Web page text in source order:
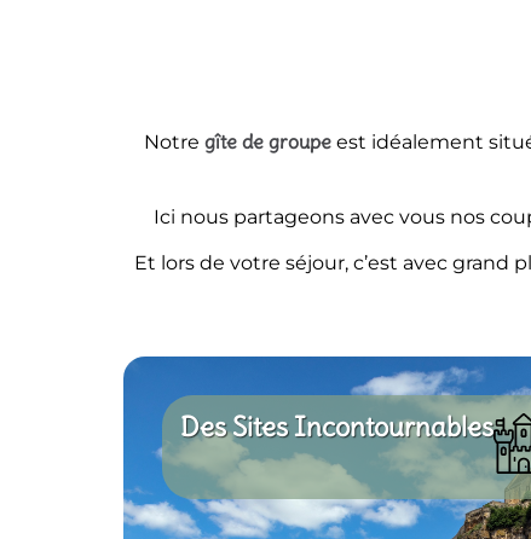
Notre gîte de groupeest idéalement
Ici nous partageons avec vous nos
Et lors de votre séjour, c’est avec
Des Sites Incontournables